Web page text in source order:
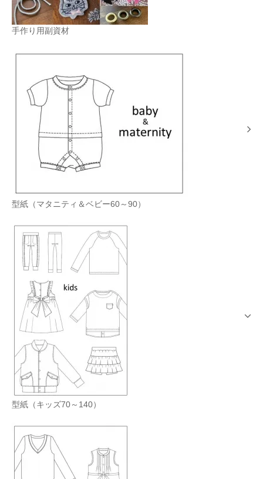
手作り用副資材
型紙（マタニティ＆ベビー60～90）
型紙（キッズ70～140）